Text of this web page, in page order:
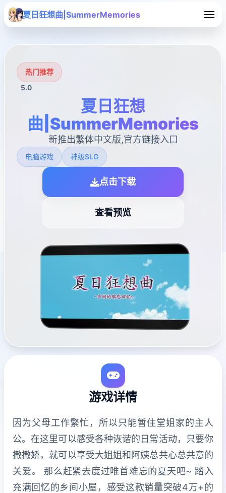
夏日狂想曲|SummerMemories
热门推荐
5.0
夏日狂想
曲|SummerMemories
新推出繁体中文版,官方链接入口
电脑游戏 神级SLG
点击下载
查看预览
游戏详情
因为父母工作繁忙，所以只能暂住堂姐家的主人
公。在这里可以感受各种诙谐的日常活动，只要你
撒撒娇，就可以享受大姐姐和阿姨总共心总共意的
关爱。 那么赶紧去度过唯首难忘的夏天吧~ 踏入
充满回忆的乡间小屋，感受这款销量突破4万+的